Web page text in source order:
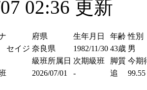
02:36 更新
府県 生年月日 年齢 性別
セイジ 奈良県 1982/11/30 43歳 男
級班所属日 次期級班 脚質 今期
2026/07/01 - 追 99.55